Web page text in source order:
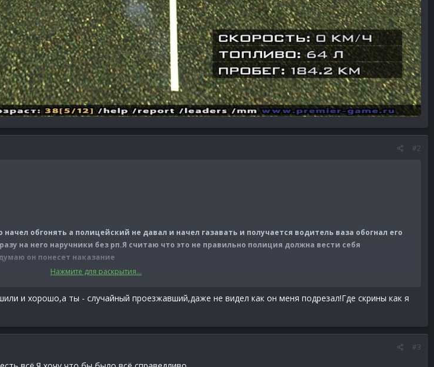
#2
обгонять а полицейский не давал и начел газавать и получается водитель ваза обогнал его
на него наручники без рп.Я считаю что это не правильно полиция должна вести себя
он понесет наказание
Нажмите для раскрытия...
и хорошо,а ты - случайный проезжавший,даже не видел как он меня подрезал!Где скрины как я
#3